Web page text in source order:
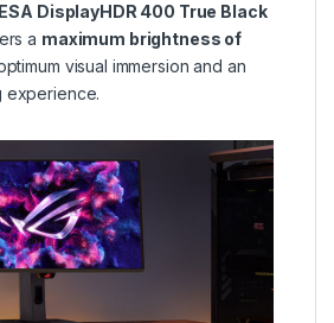
DisplayHDR 400 True Black
a maximum brightness of
visual immersion and an
experience.